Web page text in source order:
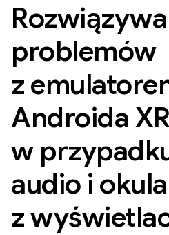
problemów
z
Androida XR
w
audio i
z